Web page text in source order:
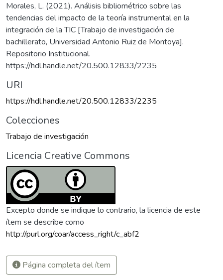
Morales, L. (2021). Análisis bibliométrico sobre las
tendencias del impacto de la teoría instrumental en la
integración de la TIC [Trabajo de investigación de
bachillerato, Universidad Antonio Ruiz de Montoya].
Repositorio Institucional.
https://hdl.handle.net/20.500.12833/2235
URI
https://hdl.handle.net/20.500.12833/2235
Colecciones
Trabajo de investigación
Licencia Creative Commons
Excepto donde se indique lo contrario, la licencia de este
ítem se describe como
http://purl.org/coar/access_right/c_abf2
Página completa del ítem